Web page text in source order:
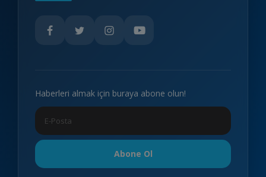
Haberleri almak için buraya abone olun!
Abone Ol